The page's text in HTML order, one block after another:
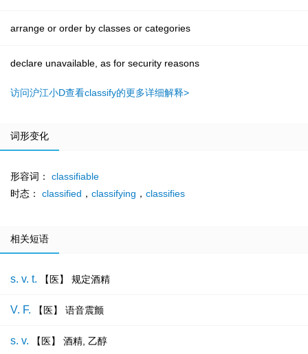
arrange or order by classes or categories
declare unavailable, as for security reasons
访问沪江小D查看classify的更多详细解释>
词形变化
形容词：
classifiable
时态：
classified ， classifying ， classifies
相关短语
s. v. t. 【医】 规定酒精
V. F. 【医】 语音震颤
s. v. 【医】 酒精, 乙醇